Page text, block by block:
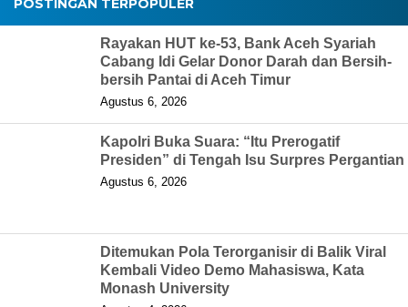
POSTINGAN TERPOPULER
Rayakan HUT ke-53, Bank Aceh Syariah
Cabang Idi Gelar Donor Darah dan Bersih-
bersih Pantai di Aceh Timur
Agustus 6, 2026
Kapolri Buka Suara: “Itu Prerogatif
Presiden” di Tengah Isu Surpres Pergantian
Agustus 6, 2026
Ditemukan Pola Terorganisir di Balik Viral
Kembali Video Demo Mahasiswa, Kata
Monash University